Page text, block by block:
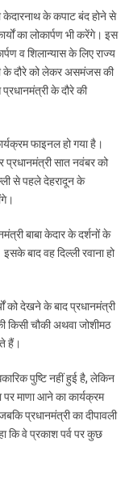
के कपाट बंद होने से
का लोकार्पण भी करेंगे। इस
व शिलान्यास के लिए राज्य
के दौरे को लेकर असमंजस की
के दौरे की
फाइनल हो गया है।
प्रधानमंत्री सात नवंबर को
से पहले देहरादून के
बाबा केदार के दर्शनों के
इसके बाद वह दिल्ली रवाना हो
को देखने के बाद प्रधानमंत्री
किसी चौकी अथवा जोशीमठ
हैं।
पुष्टि नहीं हुई है, लेकिन
पर माणा आने का कार्यक्रम
प्रधानमंत्री का दीपावली
कि वे प्रकाश पर्व पर कुछ